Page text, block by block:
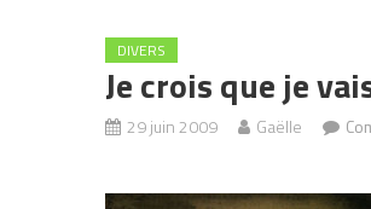
DIVERS
Je crois que je
29 juin 2009 Gaëlle